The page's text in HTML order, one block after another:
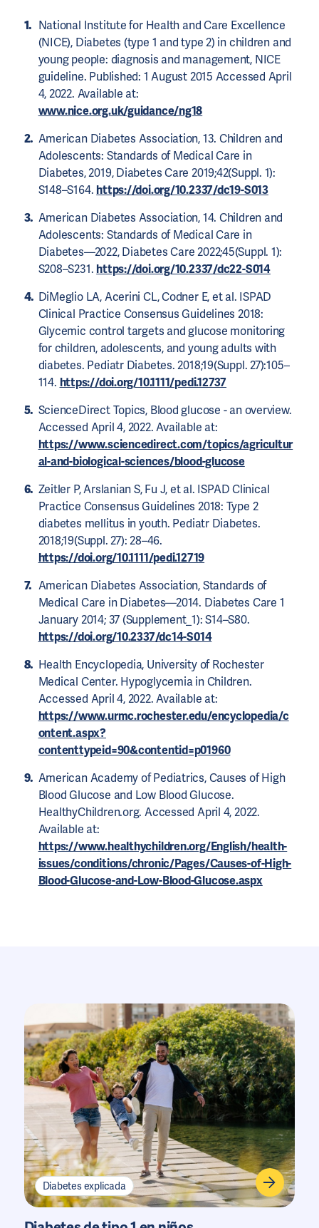
National Institute for Health and Care Excellence
(NICE), Diabetes (type 1 and type 2) in children and
young people: diagnosis and management, NICE
guideline. Published: 1 August 2015 Accessed April
4, 2022. Available at:
www.nice.org.uk/guidance/ng18
American Diabetes Association, 13. Children and
Adolescents: Standards of Medical Care in
Diabetes, 2019, Diabetes Care 2019;42(Suppl. 1):
S148–S164. https://doi.org/10.2337/dc19-S013
American Diabetes Association, 14. Children and
Adolescents: Standards of Medical Care in
Diabetes—2022, Diabetes Care 2022;45(Suppl. 1):
S208–S231. https://doi.org/10.2337/dc22-S014
DiMeglio LA, Acerini CL, Codner E, et al. ISPAD
Clinical Practice Consensus Guidelines 2018:
Glycemic control targets and glucose monitoring
for children, adolescents, and young adults with
diabetes. Pediatr Diabetes. 2018;19(Suppl. 27):105–
114. https://doi.org/10.1111/pedi.12737
ScienceDirect Topics, Blood glucose - an overview.
Accessed April 4, 2022. Available at:
https://www.sciencedirect.com/topics/agricultur
al-and-biological-sciences/blood-glucose
Zeitler P, Arslanian S, Fu J, et al. ISPAD Clinical
Practice Consensus Guidelines 2018: Type 2
diabetes mellitus in youth. Pediatr Diabetes.
2018;19(Suppl. 27): 28–46.
https://doi.org/10.1111/pedi.12719
American Diabetes Association, Standards of
Medical Care in Diabetes—2014. Diabetes Care 1
January 2014; 37 (Supplement_1): S14–S80.
https://doi.org/10.2337/dc14-S014
Health Encyclopedia, University of Rochester
Medical Center. Hypoglycemia in Children.
Accessed April 4, 2022. Available at:
https://www.urmc.rochester.edu/encyclopedia/c
ontent.aspx?
contenttypeid=90&contentid=p01960
American Academy of Pediatrics, Causes of High
Blood Glucose and Low Blood Glucose.
HealthyChildren.org. Accessed April 4, 2022.
Available at:
https://www.healthychildren.org/English/health-
issues/conditions/chronic/Pages/Causes-of-High-
Blood-Glucose-and-Low-Blood-Glucose.aspx
Diabetes explicada